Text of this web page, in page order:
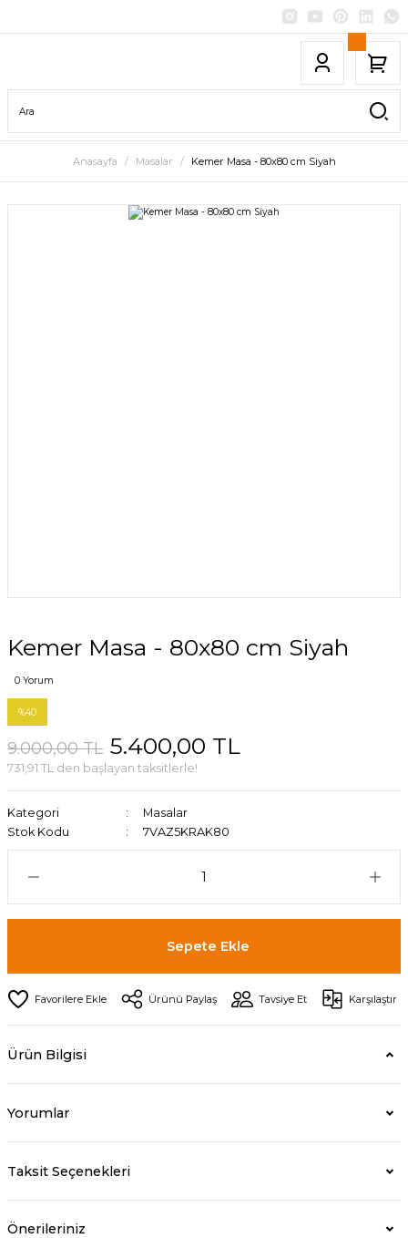
Anasayfa Masalar Kemer Masa - 80x80 cm Siyah
Kemer Masa - 80x80 cm Siyah
0 Yorum
%40
9.000,00 TL 5.400,00 TL
731,91 TL den başlayan taksitlerle!
Kategori
Masalar
Stok Kodu
7VAZ5KRAK80
Sepete Ekle
Ürünü Paylaş Tavsiye Et Karşılaştır
Ürün Bilgisi
Yorumlar
Taksit Seçenekleri
Önerileriniz